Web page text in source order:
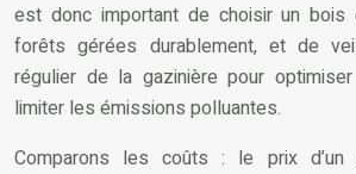
est donc important de choisir un
forêts gérées durablement, et de
régulier de la gazinière pour
limiter les émissions polluantes.
Comparons les coûts : le prix